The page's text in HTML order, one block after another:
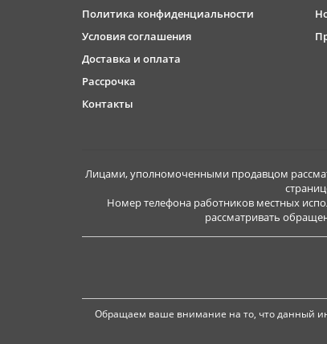
Политика конфиденциальности
Условия соглашения
Доставка и оплата
Рассрочка
Контакты
Лицами, уполномоченными продавцом
Номер телефона работников местных
рассматривать
Обращаем ваше внимание на то, что данный